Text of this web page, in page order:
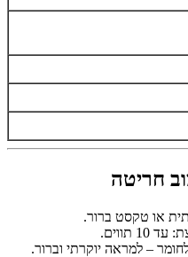
חריטה
או טקסט ברור.
תווים.
– למראה יוקרתי וברור.